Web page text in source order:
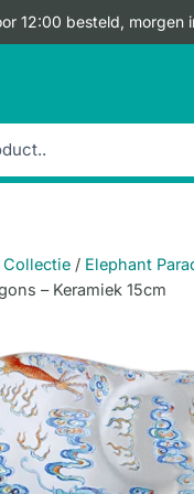
12:00 besteld, morgen in
Collectie / Elephant
– Keramiek 15cm